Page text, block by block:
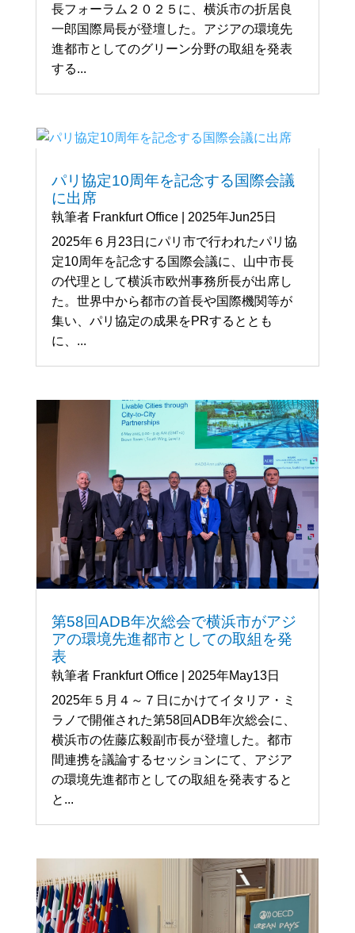
長フォーラム２０２５に、横浜市の折居良
一郎国際局長が登壇した。アジアの環境先
進都市としてのグリーン分野の取組を発表
する...
パリ協定10周年を記念する国際会議
に出席
執筆者 Frankfurt Office| 2025年Jun25日
2025年６月23日にパリ市で行われたパリ協
定10周年を記念する国際会議に、山中市長
の代理として横浜市欧州事務所長が出席し
た。世界中から都市の首長や国際機関等が
集い、パリ協定の成果をPRするととも
に、...
第58回ADB年次総会で横浜市がアジ
アの環境先進都市としての取組を発
表
執筆者 Frankfurt Office| 2025年May13日
2025年５月４～７日にかけてイタリア・ミ
ラノで開催された第58回ADB年次総会に、
横浜市の佐藤広毅副市長が登壇した。都市
間連携を議論するセッションにて、アジア
の環境先進都市としての取組を発表すると
と...